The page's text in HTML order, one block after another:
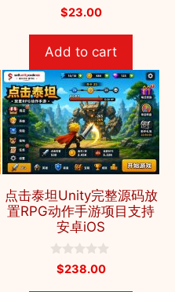
o
5
$23.00
Add to cart
点击泰坦Unity完整源码放
置RPG动作手游项目支持
安卓iOS
$238.00